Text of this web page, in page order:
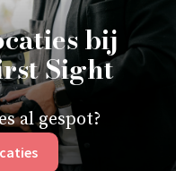
bij
Sight
al gespot?